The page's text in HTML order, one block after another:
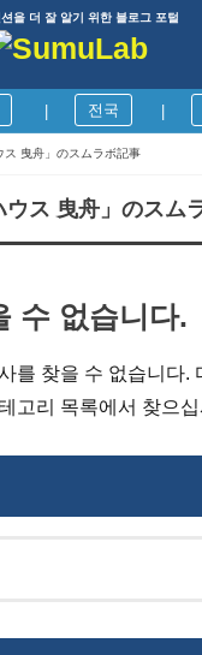
을 더 잘 알기 위한 블로그 포털
전국
ス 曳舟」のスムラボ記事
ウス 曳舟」のスム
수 없습니다.
를 찾을 수 없습니다.
고리 목록에서 찾으